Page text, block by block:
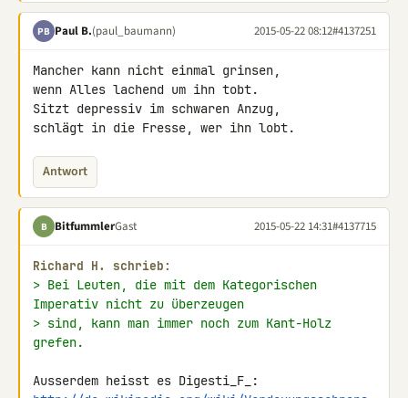
PB Paul B.(paul_baumann) 2015-05-22 08:12#4137251
Mancher kann nicht einmal grinsen,
wenn Alles lachend um ihn tobt.
Sitzt depressiv im schwaren Anzug,
schlägt in die Fresse, wer ihn lobt.
Antwort
B BitfummlerGast 2015-05-22 14:31#4137715
Richard H. schrieb:
> Bei Leuten, die mit dem Kategorischen
Imperativ nicht zu überzeugen
> sind, kann man immer noch zum Kant-Holz
grefen.